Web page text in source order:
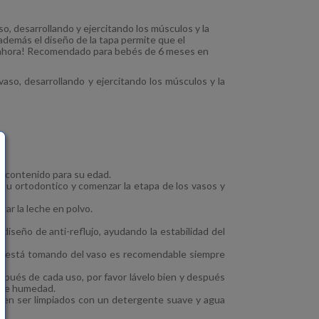
desarrollando y ejercitando los músculos y la
el diseño de la tapa permite que el
Recomendado para bebés de 6 meses en
desarrollando y ejercitando los músculos y la
contenido para su edad.
u ortodontico y comenzar la etapa de los vasos y
la leche en polvo.
de anti-reflujo, ayudando la estabilidad del
tomando del vaso es recomendable siempre
de cada uso, por favor lávelo bien y después
humedad.
ser limpiados con un detergente suave y agua